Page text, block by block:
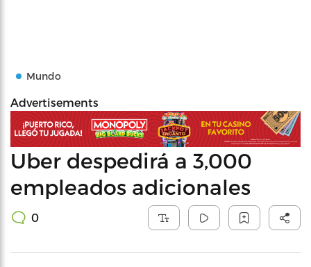
Mundo
Advertisements
Uber despedirá a 3,000
empleados adicionales
0